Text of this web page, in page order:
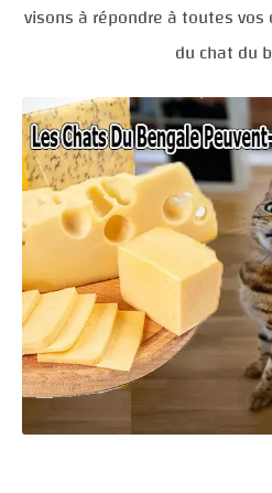
visons à répondre à toutes
du chat du